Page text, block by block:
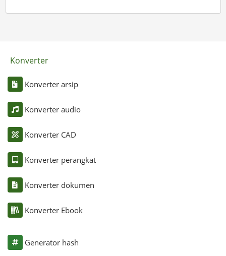
Konverter
Konverter arsip
Konverter audio
Konverter CAD
Konverter perangkat
Konverter dokumen
Konverter Ebook
Generator hash